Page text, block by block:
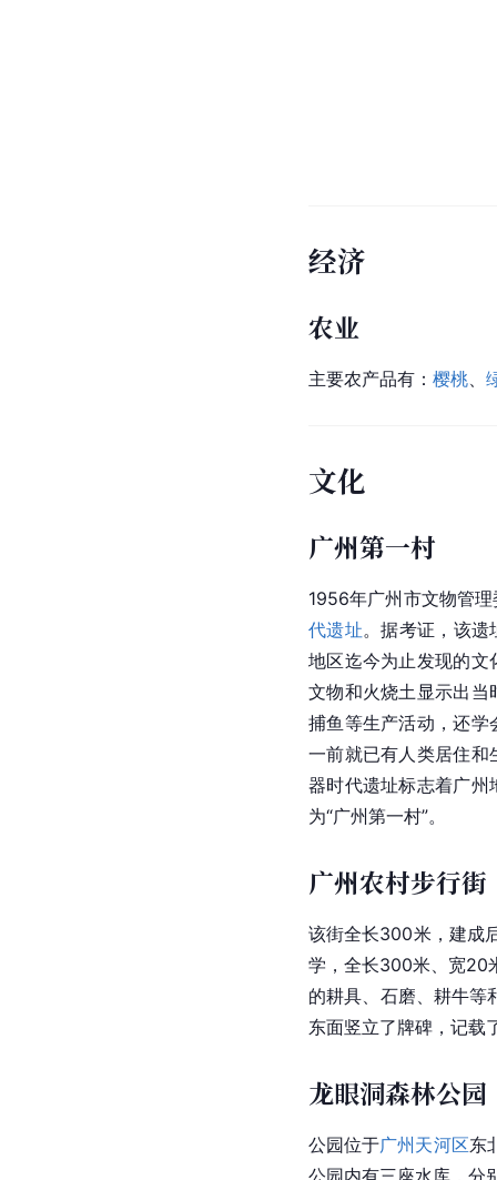
经济
农业
主要农产品有： 樱桃
文化
广州第一村
1956年广州市文物管
代遗址。据考证，该
地区迄今为止发现的
文物和火烧土显示出当
捕鱼等生产活动，还
一前就已有人类居住
器时代遗址标志着广州
为“广州第一村”。
广州农村步行街
该街全长300米，建成
学，全长300米、宽20
的耕具、 石磨、耕牛等
东面竖立了牌碑，记载
龙眼洞森林公园
公园位于广州天河区东